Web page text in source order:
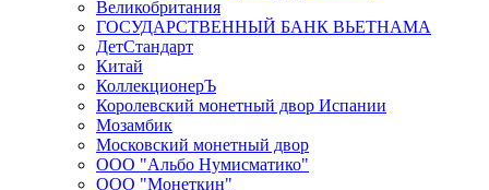
Великобритания
ГОСУДАРСТВЕННЫЙ БАНК ВЬЕТНАМА
ДетСтандарт
Китай
КоллекционерЪ
Королевский монетный двор Испании
Мозамбик
Московский монетный двор
ООО "Альбо Нумисматико"
ООО "Монеткин"